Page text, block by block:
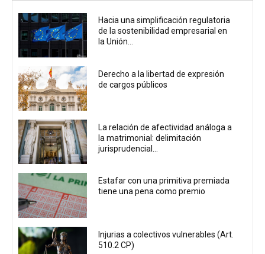
Hacia una simplificación regulatoria
de la sostenibilidad empresarial en
la Unión...
Derecho a la libertad de expresión
de cargos públicos
La relación de afectividad análoga a
la matrimonial: delimitación
jurisprudencial...
Estafar con una primitiva premiada
tiene una pena como premio
Injurias a colectivos vulnerables (Art.
510.2 CP)